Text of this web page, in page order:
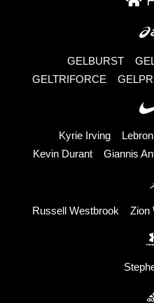
GELBURST
GELTRIFORCE
Kyrie Irving
Kevin Durant
Giannis
Russell Westbrook Zion